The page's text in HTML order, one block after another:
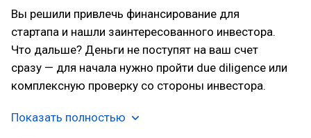
Вы решили привлечь финансирование для
стартапа и нашли заинтересованного инвестора.
Что дальше? Деньги не поступят на ваш счет
сразу — для начала нужно пройти due diligence или
комплексную проверку со стороны инвестора.
Показать полностью